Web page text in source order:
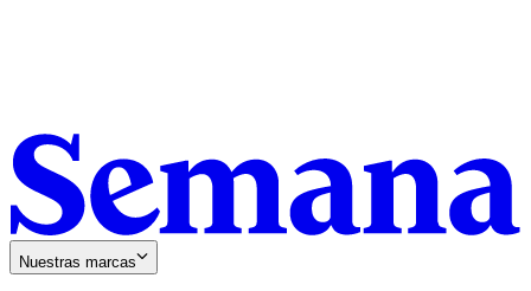
Nuestras marcas